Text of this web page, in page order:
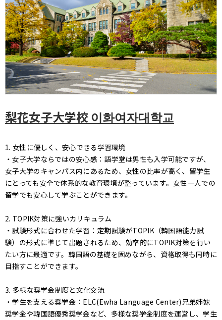
梨花女子大学校 이화여자대학교
1. 女性に優しく、安心できる学習環境
・女子大学ならではの安心感：語学堂は男性も入学可能ですが、
女子大学のキャンパス内にあるため、女性の比率が高く、留学生
にとっても安全で体系的な教育環境が整っています。女性一人での
留学でも安心して学ぶことができます。
2. TOPIK対策に強いカリキュラム
・試験形式に合わせた学習：定期試験がTOPIK（韓国語能力試
験）の形式に準じて出題されるため、効率的にTOPIK対策を行い
たい方に最適です。韓国語の基礎を固めながら、資格取得も同時に
目指すことができます。
3. 多様な奨学金制度と文化交流
・学生を支える奨学金：ELC(Ewha Language Center)兄弟姉妹
奨学金や韓国語優秀奨学金など、多様な奨学金制度を運営し、学生